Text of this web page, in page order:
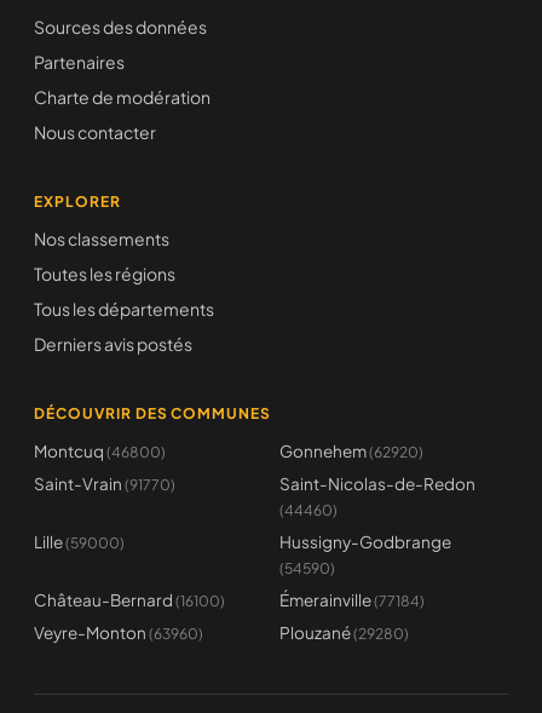
Sources des données
Partenaires
Charte de modération
Nous contacter
EXPLORER
Nos classements
Toutes les régions
Tous les départements
Derniers avis postés
DÉCOUVRIR DES COMMUNES
Montcuq (46800) Gonnehem(62920)
Saint-Vrain (91770) Saint-Nicolas-de-Redon
(44460)
Lille(59000) Hussigny-Godbrange
(54590)
Château-Bernard (16100) Émerainville(77184)
Veyre-Monton (63960) Plouzané(29280)